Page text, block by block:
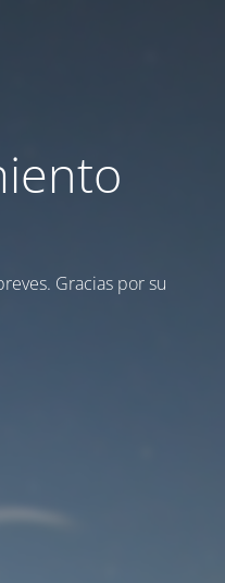
Gracias por su